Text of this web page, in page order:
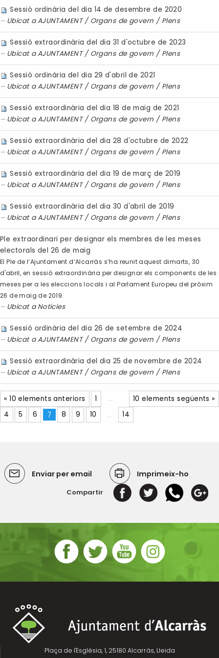
Sessió ordinària del dia 14 de desembre de 2020
Ubicat aAJUNTAMENT / Organs de govern / Plens
Sessió extraordinària del dia 31 d'octubre de 2023
Ubicat aAJUNTAMENT / Organs de govern / Plens
Sessió ordinària del dia 29 d'abril de 2021
Ubicat aAJUNTAMENT / Organs de govern / Plens
Sessió extraordinària del dia 18 de maig de 2021
Ubicat aAJUNTAMENT / Organs de govern / Plens
Sessió extraordinària del dia 28 d'octubre de 2022
Ubicat aAJUNTAMENT / Organs de govern / Plens
Sessió extraordinària del dia 19 de març de 2019
Ubicat aAJUNTAMENT / Organs de govern / Plens
Sessió extraordinària del dia 30 d'abril de 2019
Ubicat aAJUNTAMENT / Organs de govern / Plens
Ple extraordinari per designar els membres de les meses
electorals del 26 de maig
El Ple de l’Ajuntament d’Alcarràs s’ha reunit aquest dimarts, 30
d'abril, en sessió extraordinària per designar els components de les
meses per a les eleccions locals i al Parlament Europeu del pròxim
26 de maig de 2019.
Ubicat a Noticies
Sessió ordinària del dia 26 de setembre de 2024
Ubicat aAJUNTAMENT / Organs de govern / Plens
Sessió extraordinària del dia 25 de novembre de 2024
Ubicat aAJUNTAMENT / Organs de govern / Plens
« 10 elements anteriors 10 elements següents »
1
...
4
5 6 7 8 9 10 ... 14
Enviar per email Imprimeix-ho
Compartir
Plaça de l'Església, 1, 25180 Alcarràs, Lleida